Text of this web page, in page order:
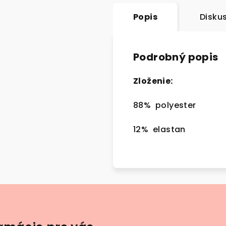
Popis
Podrobný popis
Zloženie:
88% polyester
12% elastan